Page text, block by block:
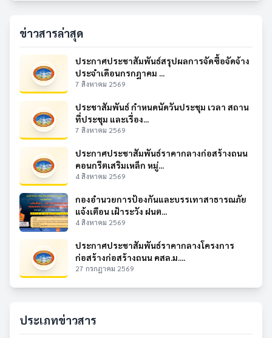
ข่าวสารล่าสุด
ประกาศประชาสัมพันธ์สรุปผลการจัดซื้อจัดจ้าง
ประจำเดือนกรกฎาคม ...
7 สิงหาคม 2569
ประชาสัมพันธ์ กำหนดนัดวันประชุม เวลา สถาน
ที่ประชุม และเรื่อง...
7 สิงหาคม 2569
ประกาศประชาสัมพันธ์ราคากลางก่อสร้างถนน
คอนกรีตเสริมเหล็ก หมู่...
4 สิงหาคม 2569
กองอำนวยการป้องกันและบรรเทาสาธารณภัย
แจ้งเตือน เฝ้าระวัง ฝนต...
4 สิงหาคม 2569
ประกาศประชาสัมพันธ์ราคากลางโครงการ
ก่อสร้างก่อสร้างถนน คสล.ม....
27 กรกฎาคม 2569
ประเภทข่าวสาร